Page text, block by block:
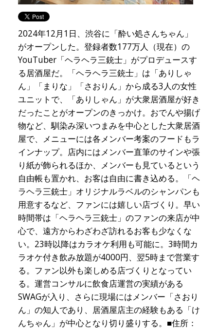
2024年12月1日、渋谷に「酔い処さんちゃん」
がオープンした。登録者数177万人（現在）の
YouTuber「ヘラヘラ三銃士」がプロデュースす
る居酒屋だ。「ヘラヘラ三銃士」は「ありしゃ
ん」「まりな」「さおりん」から成る3人の女性
ユニットで、「ありしゃん」が大衆居酒屋が好き
だったことがオープンのきっかけ。おでんや揚げ
物など、馴染み深いつまみを中心とした大衆居酒
屋で、メニューには各メンバー考案のフードもラ
インナップ。店内にはメンバー直筆のサインや張
り紙が飾られるほか、メンバーも見ているという
自由帳も置かれ、お客は自由に書き込める。「ヘ
ラヘラ三銃士」オリジナルラベルのシャンパンも
用意するなど、ファンには嬉しい店づくり。早い
時間帯は「ヘラヘラ三銃士」のファンの来店が中
心で、遠方からわざわざ訪れるお客も少なくな
い。23時以降はカラオケ利用も可能に。3時間カ
ラオケ付き飲み放題が4000円、翌5時まで営業す
る。ファン以外も楽しめる店づくりとなってい
る。運営コンサルに飲食店運営の実績がある
SWAGが入り、さらに現場にはメンバー「さおり
ん」の知人であり、居酒屋店主の経験もある「け
んちゃん」が中心となり切り盛りする。■住所：